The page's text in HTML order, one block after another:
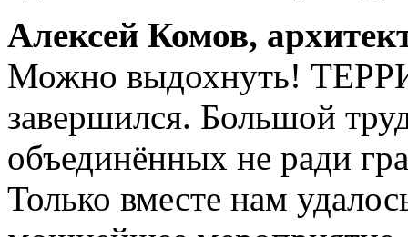
Алексей Комов,
Можно выдохнуть!
завершился. Большой
объединённых не ради
Только вместе нам